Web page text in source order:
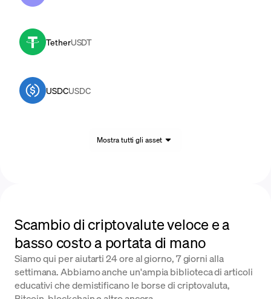
TetherUSDT
USDCUSDC
Mostra tutti gli asset
Scambio di criptovalute veloce e a
basso costo a portata di mano
Siamo qui per aiutarti 24 ore al giorno, 7 giorni alla
settimana. Abbiamo anche un'ampia biblioteca di articoli
educativi che demistificano le borse di criptovaluta,